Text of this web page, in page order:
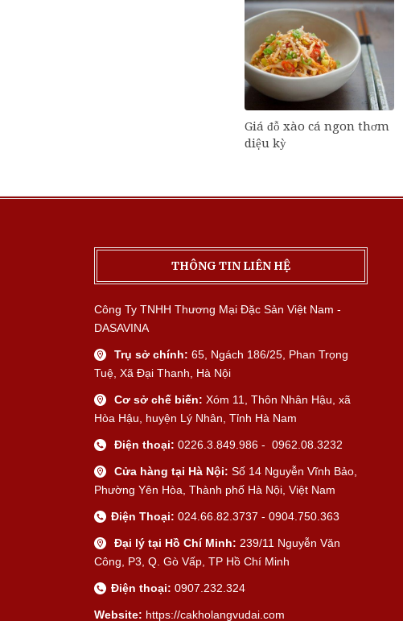
Giá đỗ xào cá ngon thơm
diệu kỳ
THÔNG TIN LIÊN HỆ
Công Ty TNHH Thương Mại Đặc Sản Việt Nam -
DASAVINA
Trụ sở chính: 65, Ngách 186/25, Phan Trọng
Tuệ, Xã Đại Thanh, Hà Nội
Cơ sở chế biến: Xóm 11, Thôn Nhân Hậu, xã
Hòa Hậu, huyện Lý Nhân, Tỉnh Hà Nam
Điện thoại: 0226.3.849.986 - 0962.08.3232
Cửa hàng tại Hà Nội: Số 14 Nguyễn Vĩnh Bảo,
Phường Yên Hòa, Thành phố Hà Nội, Việt Nam
Điện Thoại: 024.66.82.3737 - 0904.750.363
Đại lý tại Hồ Chí Minh: 239/11 Nguyễn Văn
Công, P3, Q. Gò Vấp, TP Hồ Chí Minh
Điện thoại: 0907.232.324
Website: https://cakholangvudai.com